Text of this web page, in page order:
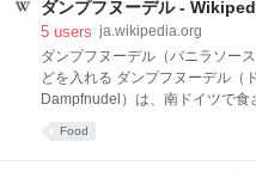
数人の部員だけ見学に来たとの
の会員の一つでもある。 創業者
はミシン会社を経営しており、
が、終戦で別の事業を探さなけ
1950年（昭和25年）3月、相部
業とするため、鈴木茂三郎ら政
（国営競馬）、馬券販売は民間
ダンプフヌーデル -
5 users ja.wikipedia.org
ダンプフヌーデル（バニラソー
どを入れる ダンプフヌーデル（
Dampfnudel）は、南ドイツで食
Food